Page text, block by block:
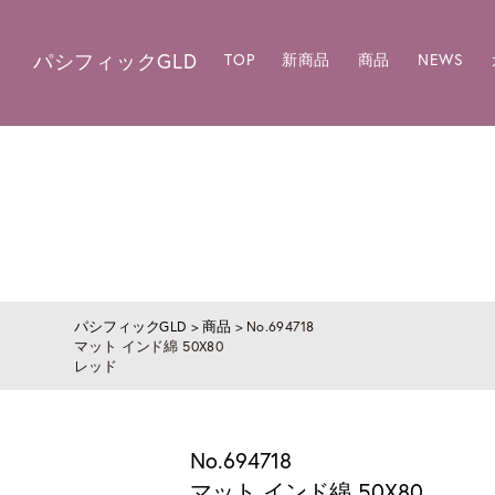
パシフィックGLD TOP 新商品 商品 NEWS
パシフィックGLD >商品 > No.694718
マット インド綿 50X80
レッド
No.694718